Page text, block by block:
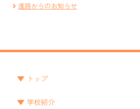
進路からのお知らせ
トップ
学校紹介